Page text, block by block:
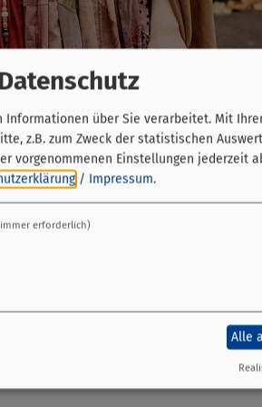
die sich mit dem Verkauf
denn die
Bamberger Scharfrichter
einem fränkischen Essen im
enthalten. An den
oder Till
Informationen über Sie verarbeitet. Mit
z.B. zum Zweck der statistischen
vorgenommenen Einstellungen jederzeit
/ Impressum.
erforderlich)
Alle